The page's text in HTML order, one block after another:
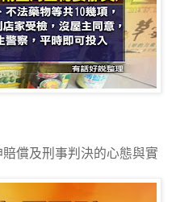
償及刑事判決的心態與實